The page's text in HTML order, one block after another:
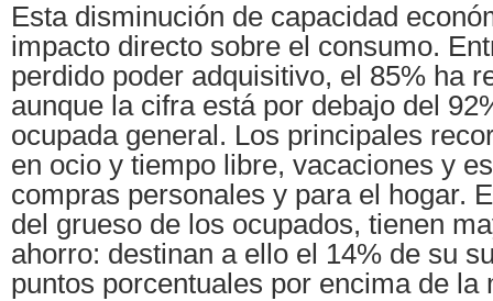
Esta disminución de capacidad
impacto directo sobre el consumo.
perdido poder adquisitivo, el 85% ha
aunque la cifra está por debajo del
ocupada general. Los principales
en ocio y tiempo libre, vacaciones y
compras personales y para el hogar.
del grueso de los ocupados, tienen
ahorro: destinan a ello el 14% de su
puntos porcentuales por encima de la